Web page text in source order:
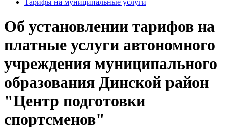
Тарифы на муниципальные услуги
Об установлении тарифов на
платные услуги автономного
учреждения муниципального
образования Динской район
"Центр подготовки
спортсменов"